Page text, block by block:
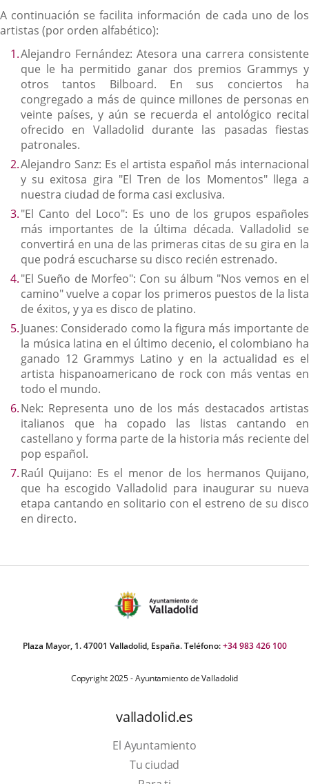
A continuación se facilita información de cada uno de los
artistas (por orden alfabético):
Alejandro Fernández: Atesora una carrera consistente
que le ha permitido ganar dos premios Grammys y
otros tantos Bilboard. En sus conciertos ha
congregado a más de quince millones de personas en
veinte países, y aún se recuerda el antológico recital
ofrecido en Valladolid durante las pasadas fiestas
patronales.
Alejandro Sanz: Es el artista español más internacional
y su exitosa gira "El Tren de los Momentos" llega a
nuestra ciudad de forma casi exclusiva.
"El Canto del Loco": Es uno de los grupos españoles
más importantes de la última década. Valladolid se
convertirá en una de las primeras citas de su gira en la
que podrá escucharse su disco recién estrenado.
"El Sueño de Morfeo": Con su álbum "Nos vemos en el
camino" vuelve a copar los primeros puestos de la lista
de éxitos, y ya es disco de platino.
Juanes: Considerado como la figura más importante de
la música latina en el último decenio, el colombiano ha
ganado 12 Grammys Latino y en la actualidad es el
artista hispanoamericano de rock con más ventas en
todo el mundo.
Nek: Representa uno de los más destacados artistas
italianos que ha copado las listas cantando en
castellano y forma parte de la historia más reciente del
pop español.
Raúl Quijano: Es el menor de los hermanos Quijano,
que ha escogido Valladolid para inaugurar su nueva
etapa cantando en solitario con el estreno de su disco
en directo.
Plaza Mayor, 1. 47001 Valladolid, España. Teléfono:+34 983 426 100
Copyright 2025 - Ayuntamiento de Valladolid
valladolid.es
El Ayuntamiento
Tu ciudad